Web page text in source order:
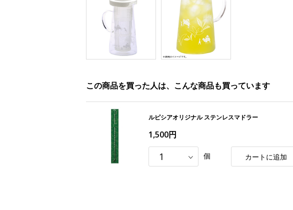
この商品を買った人は、こんな商品も買っています
ルピシアオリジナル ステンレスマドラー
1,500円
個 カートに追加